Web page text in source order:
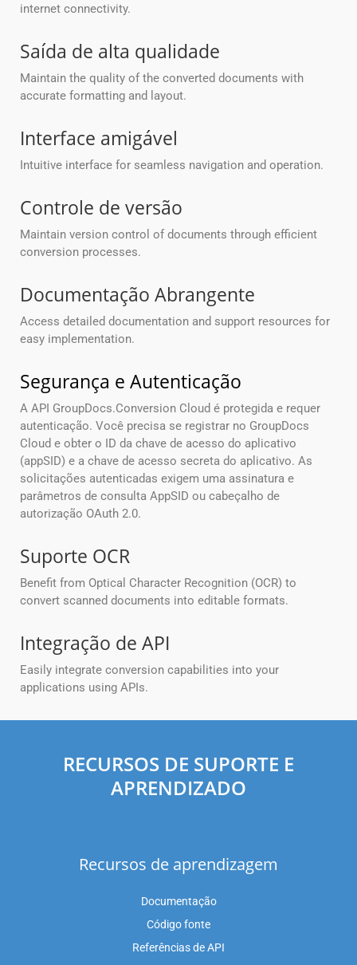
internet connectivity.
Saída de alta qualidade
Maintain the quality of the converted documents with
accurate formatting and layout.
Interface amigável
Intuitive interface for seamless navigation and operation.
Controle de versão
Maintain version control of documents through efficient
conversion processes.
Documentação Abrangente
Access detailed documentation and support resources for
easy implementation.
Segurança e Autenticação
A API GroupDocs.Conversion Cloud é protegida e requer
autenticação. Você precisa se registrar no GroupDocs
Cloud e obter o ID da chave de acesso do aplicativo
(appSID) e a chave de acesso secreta do aplicativo. As
solicitações autenticadas exigem uma assinatura e
parâmetros de consulta AppSID ou cabeçalho de
autorização OAuth 2.0.
Suporte OCR
Benefit from Optical Character Recognition (OCR) to
convert scanned documents into editable formats.
Integração de API
Easily integrate conversion capabilities into your
applications using APIs.
RECURSOS DE SUPORTE E
APRENDIZADO
Recursos de aprendizagem
Documentação
Código fonte
Referências de API